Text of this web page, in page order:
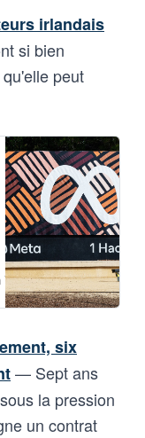
irlandais
si bien
peut
Rules. Then Break
six
— Sept ans
la pression
un contrat